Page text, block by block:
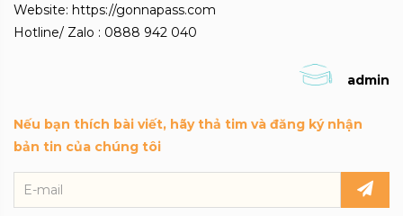
Website: https://gonnapass.com
Hotline/ Zalo : 0888 942 040
admin
Nếu bạn thích bài viết, hãy thả tim và đăng ký nhận
bản tin của chúng tôi